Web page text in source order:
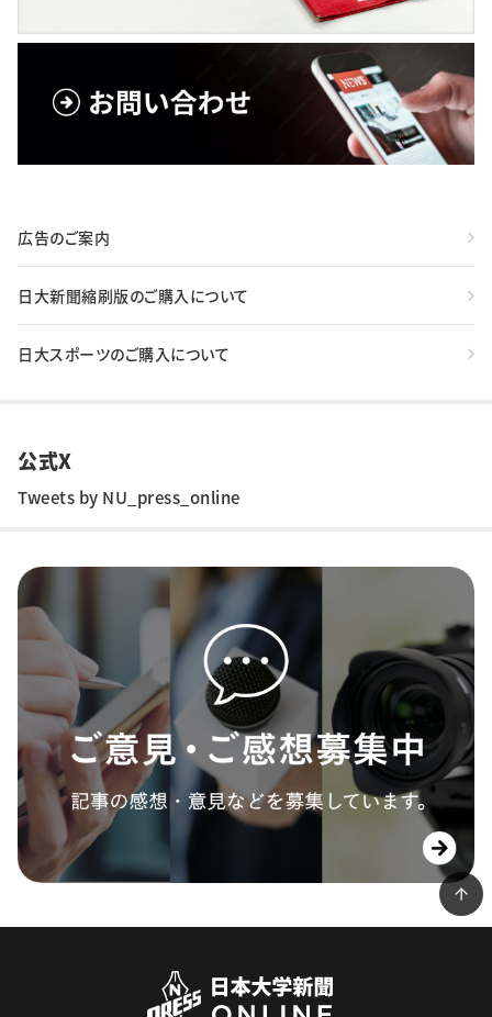
広告のご案内
日大新聞縮刷版のご購入について
日大スポーツのご購入について
公式X
Tweets by NU_press_online